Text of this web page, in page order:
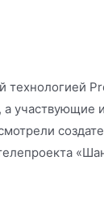
технологией
участвующие